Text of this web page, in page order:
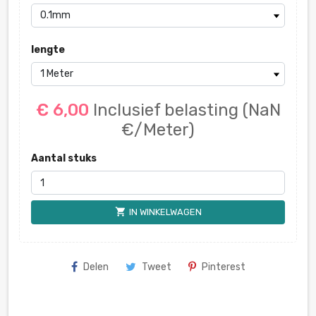
lengte
€ 6,00 Inclusief belasting (NaN
€/Meter)
Aantal stuks
shopping_cart IN WINKELWAGEN
Delen Tweet Pinterest